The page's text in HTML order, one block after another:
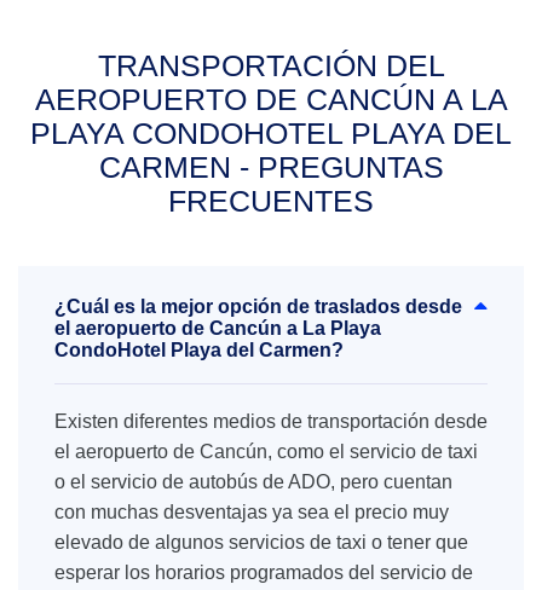
TRANSPORTACIÓN DEL
AEROPUERTO DE CANCÚN A LA
PLAYA CONDOHOTEL PLAYA DEL
CARMEN - PREGUNTAS
FRECUENTES
¿Cuál es la mejor opción de traslados desde
el aeropuerto de Cancún a La Playa
CondoHotel Playa del Carmen?
Existen diferentes medios de transportación desde
el aeropuerto de Cancún, como el servicio de taxi
o el servicio de autobús de ADO, pero cuentan
con muchas desventajas ya sea el precio muy
elevado de algunos servicios de taxi o tener que
esperar los horarios programados del servicio de